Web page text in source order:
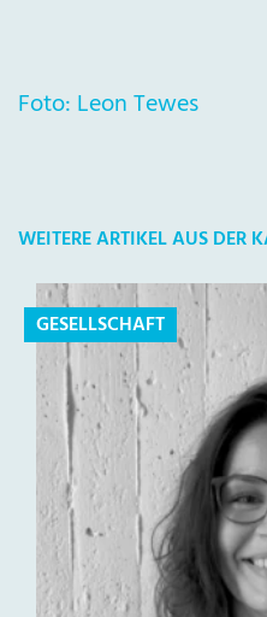
Foto: Leon Tewes
WEITERE ARTIKEL AUS DER
GESELLSCHAFT